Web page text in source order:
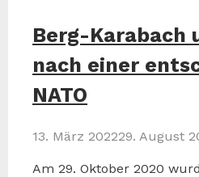
Berg-Karabach
nach einer
NATO
13. März 202229. August
Am 29. Oktober 2020